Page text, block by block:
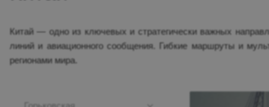
Китай — одно из ключевых и стратегически важных
линий и авиационного сообщения. Гибкие маршруты и
регионами мира.